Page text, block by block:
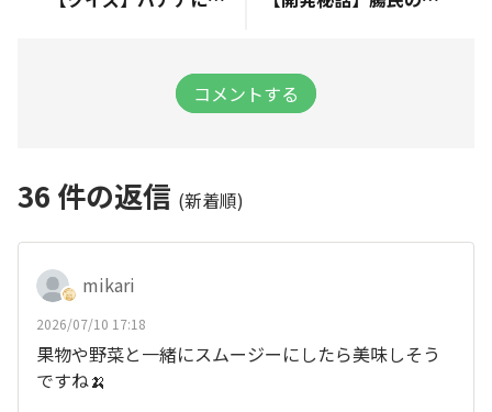
コメントする
36 件の返信 (新着順)
mikari
2026/07/10 17:18
果物や野菜と一緒にスムージーにしたら美味しそう
ですね🍌